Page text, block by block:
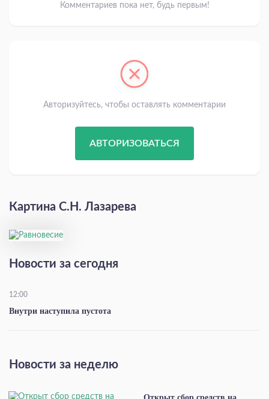
Комментариев пока нет, будь первым!
Авторизуйтесь, чтобы оставлять комментарии
АВТОРИЗОВАТЬСЯ
Картина С.Н. Лазарева
Новости за сегодня
12:00
Внутри наступила пустота
Новости за неделю